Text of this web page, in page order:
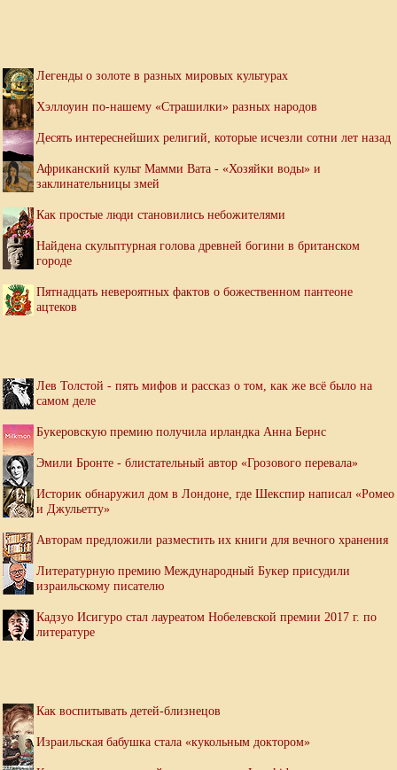
Легенды о золоте в разных мировых культурах
Хэллоуин по-нашему «Страшилки» разных народов
Десять интереснейших религий, которые исчезли сотни лет назад
Африканский культ Мамми Вата - «Хозяйки воды» и
заклинательницы змей
Как простые люди становились небожителями
Найдена скульптурная голова древней богини в британском
городе
Пятнадцать невероятных фактов о божественном пантеоне
ацтеков
Лев Толстой - пять мифов и рассказ о том, как же всё было на
самом деле
Букеровскую премию получила ирландка Анна Бернс
Эмили Бронте - блистательный автор «Грозового перевала»
Историк обнаружил дом в Лондоне, где Шекспир написал «Ромео
и Джульетту»
Авторам предложили разместить их книги для вечного хранения
Литературную премию Международный Букер присудили
израильскому писателю
Кадзуо Исигуро стал лауреатом Нобелевской премии 2017 г. по
литературе
Как воспитывать детей-близнецов
Израильская бабушка стала «кукольным доктором»